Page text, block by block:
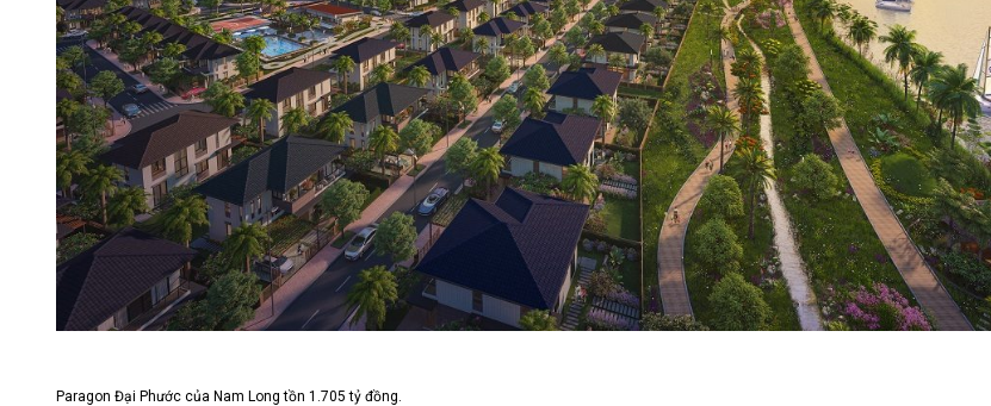
Paragon Đại Phước của Nam Long tồn 1.705 tỷ đồng.